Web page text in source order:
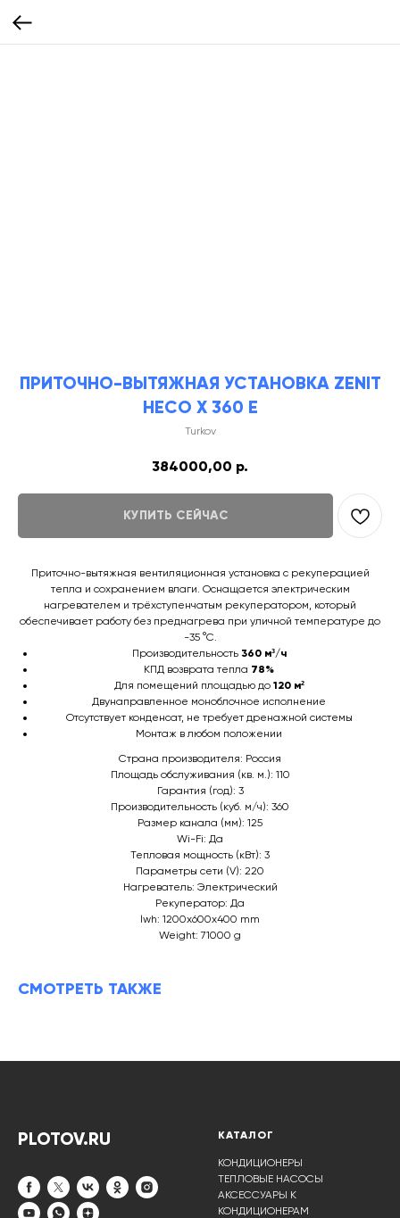
ПРИТОЧНО-ВЫТЯЖНАЯ УСТАНОВКА ZENIT
HECO X 360 E
Turkov
384000,00 р.
КУПИТЬ СЕЙЧАС
Приточно-вытяжная вентиляционная установка с рекуперацией
тепла и сохранением влаги. Оснащается электрическим
нагревателем и трёхступенчатым рекуператором, который
обеспечивает работу без преднагрева при уличной температуре до
-35 °C.
Производительность 360 м³/ч
КПД возврата тепла 78%
Для помещений площадью до 120 м²
Двунаправленное моноблочное исполнение
Отсутствует конденсат, не требует дренажной системы
Монтаж в любом положении
Страна производителя: Россия
Площадь обслуживания (кв. м.): 110
Гарантия (год): 3
Производительность (куб. м/ч): 360
Размер канала (мм): 125
Wi-Fi: Да
Тепловая мощность (кВт): 3
Параметры сети (V): 220
Нагреватель: Электрический
Рекуператор: Да
lwh: 1200x600x400 mm
Weight: 71000 g
СМОТРЕТЬ ТАКЖЕ
PLOTOV.RU КАТАЛОГ
КОНДИЦИОНЕРЫ
ТЕПЛОВЫЕ НАСОСЫ
АКСЕССУАРЫ К
КОНДИЦИОНЕРАМ